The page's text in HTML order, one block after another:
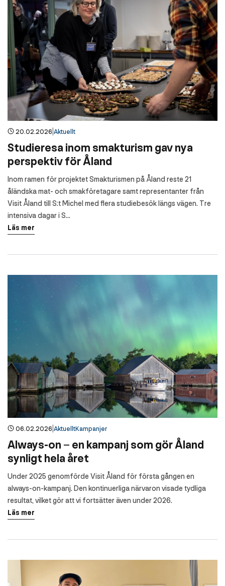
20.02.2026 Aktuellt
Studieresa inom smakturism gav nya
perspektiv för Åland
Inom ramen för projektet Smakturismen på Åland reste 21
åländska mat- och smakföretagare samt representanter från
Visit Åland till S:t Michel med flera studiebesök längs vägen. Tre
intensiva dagar i S...
Läs mer
06.02.2026 AktuelltKampanjer
Always-on – en kampanj som gör Åland
synligt hela året
Under 2025 genomförde Visit Åland för första gången en
always-on-kampanj. Den kontinuerliga närvaron visade tydliga
resultat, vilket gör att vi fortsätter även under 2026.
Läs mer